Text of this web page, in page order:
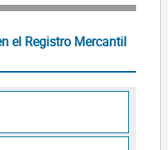
el Registro Mercantil